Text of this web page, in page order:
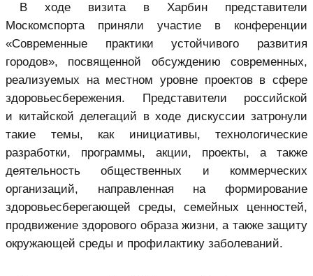
В ходе визита в Харбин представители
Москомспорта приняли участие в конференции
«Современные практики устойчивого развития
городов», посвященной обсуждению современных,
реализуемых на местном уровне проектов в сфере
здоровьесбережения. Представители российской
и китайской делегаций в ходе дискуссии затронули
такие темы, как инициативы, технологические
разработки, программы, акции, проекты, а также
деятельность общественных и коммерческих
организаций, направленная на формирование
здоровьесберегающей среды, семейных ценностей,
продвижение здорового образа жизни, а также защиту
окружающей среды и профилактику заболеваний.